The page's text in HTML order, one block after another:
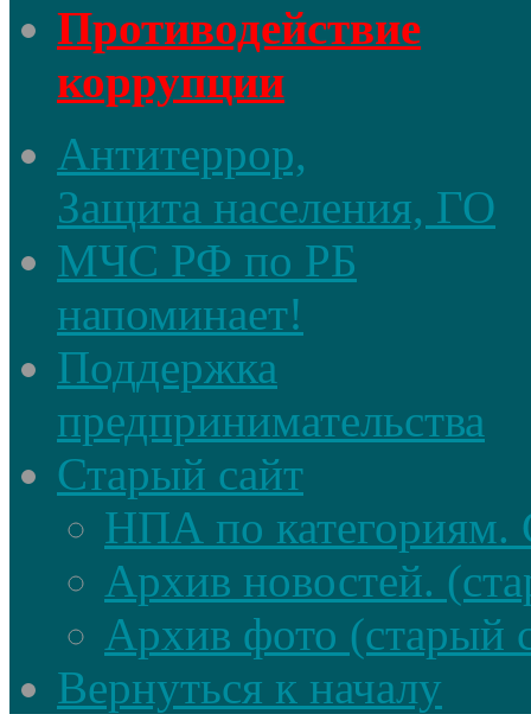
Противодействие
коррупции
Антитеррор,
Защита населения, ГО
МЧС РФ по РБ
напоминает!
Поддержка
предпринимательства
Старый сайт
НПА по категориям.
Архив новостей.
Архив фото (старый
Вернуться к началу